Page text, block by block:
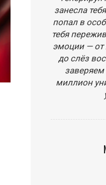
занесла
попал в
тебя
эмоции — от
до слёз
заверяем
миллион